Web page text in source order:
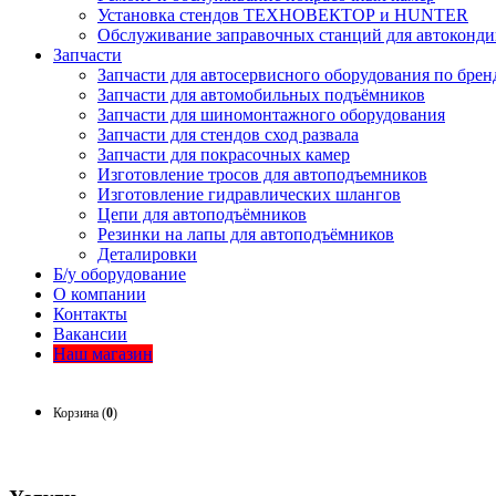
Установка стендов ТЕХНОВЕКТОР и HUNTER
Обслуживание заправочных станций для
Запчасти
Запчасти для автосервисного оборудования по
Запчасти для автомобильных подъёмников
Запчасти для шиномонтажного оборудования
Запчасти для стендов сход развала
Запчасти для покрасочных камер
Изготовление тросов для автоподъемников
Изготовление гидравлических шлангов
Цепи для автоподъёмников
Резинки на лапы для автоподъёмников
Деталировки
Б/у оборудование
О компании
Контакты
Вакансии
Наш магазин
Корзина (0)